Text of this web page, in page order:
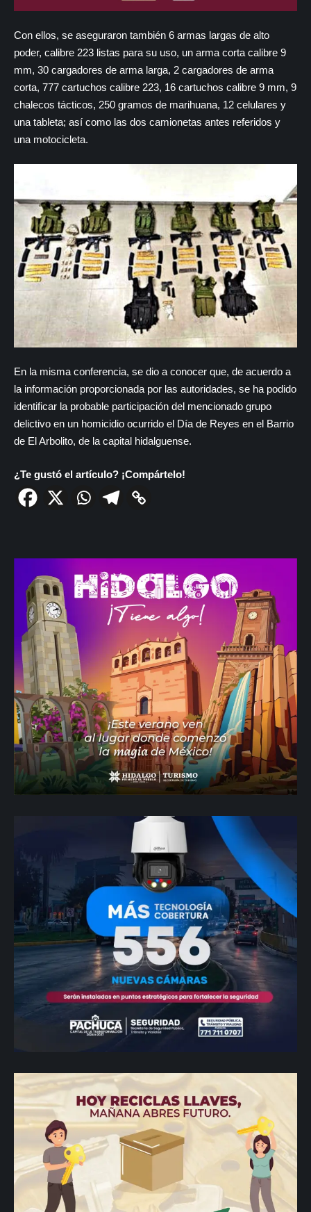
Con ellos, se aseguraron también 6 armas largas de alto
poder, calibre 223 listas para su uso, un arma corta calibre 9
mm, 30 cargadores de arma larga, 2 cargadores de arma
corta, 777 cartuchos calibre 223, 16 cartuchos calibre 9 mm, 9
chalecos tácticos, 250 gramos de marihuana, 12 celulares y
una tableta; así como las dos camionetas antes referidos y
una motocicleta.
En la misma conferencia, se dio a conocer que, de acuerdo a
la información proporcionada por las autoridades, se ha podido
identificar la probable participación del mencionado grupo
delictivo en un homicidio ocurrido el Día de Reyes en el Barrio
de El Arbolito, de la capital hidalguense.
¿Te gustó el artículo? ¡Compártelo!